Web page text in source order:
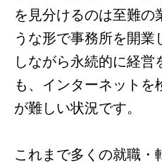
を見分けるのは至難の
うな形で事務所を開業
しながら永続的に経
も、インターネットを
が難しい状況です。
これまで多くの就職・